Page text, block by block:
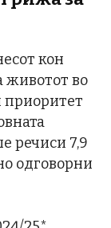
кон
животот во
приоритет
речиси 7,9
одговорни